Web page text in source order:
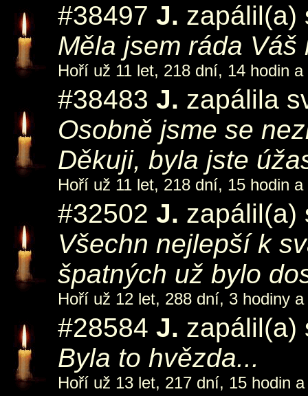
#38497 J.
Měla jsem ráda
Hoří už 11 let, 218 dní, 14 hodin
#38483 J. zapálila
Osobně jsme se
Děkuji, byla jste
Hoří už 11 let, 218 dní, 15 hodin
#32502 J.
Všechn nejlepší k
špatných už bylo
Hoří už 12 let, 288 dní, 3 hodiny a
#28584 J.
Byla to hvězda...
Hoří už 13 let, 217 dní, 15 hodin